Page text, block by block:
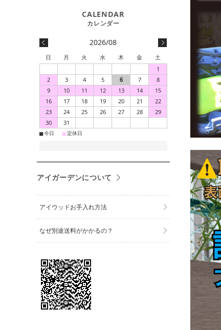
2026/08
日 月 火 水 木 金
土
1
2
3 4 5 6 7
8
9
10 11 12 13 14
15
16
17 18 19 20 21
22
23
24 25 26 27 28
29
30
31
■今日 ■定休日
アイガーデンについて
アイウッドお手入れ方法
なぜ別途送料がかかるの？